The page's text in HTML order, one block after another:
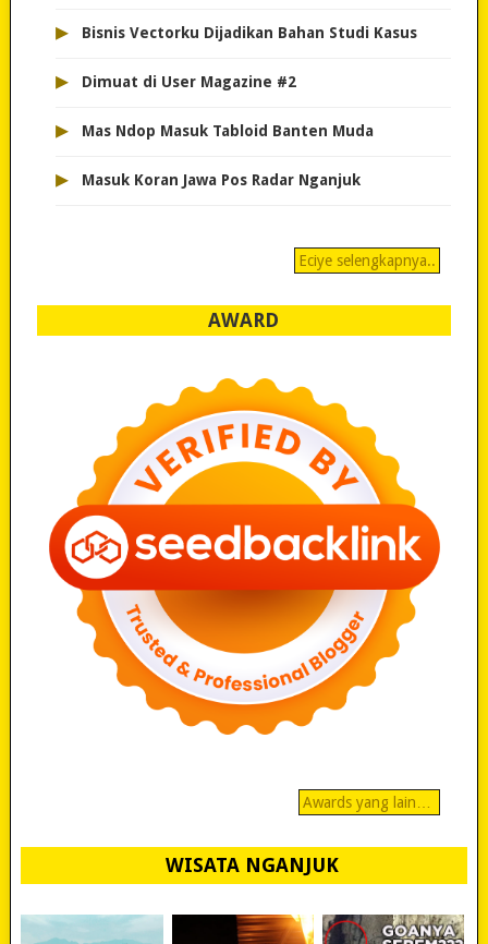
▸ Bisnis Vectorku Dijadikan Bahan Studi Kasus
▸ Dimuat di User Magazine #2
▸ Mas Ndop Masuk Tabloid Banten Muda
▸ Masuk Koran Jawa Pos Radar Nganjuk
Eciye selengkapnya..
AWARD
Awards yang lain…
WISATA NGANJUK